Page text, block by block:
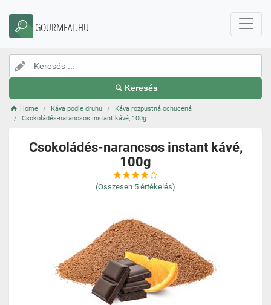
GOURMEAT.HU
Keresés
Home Káva podle druhu
Káva rozpustná ochucená
Csokoládés-narancsos instant kávé, 100g
Csokoládés-narancsos instant kávé,
100g
(Összesen 5 értékelés)